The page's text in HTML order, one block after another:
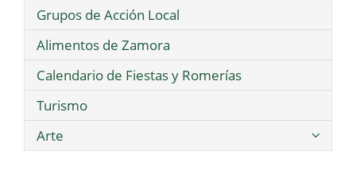
Grupos de Acción Local
Alimentos de Zamora
Calendario de Fiestas y Romerías
Turismo
Arte